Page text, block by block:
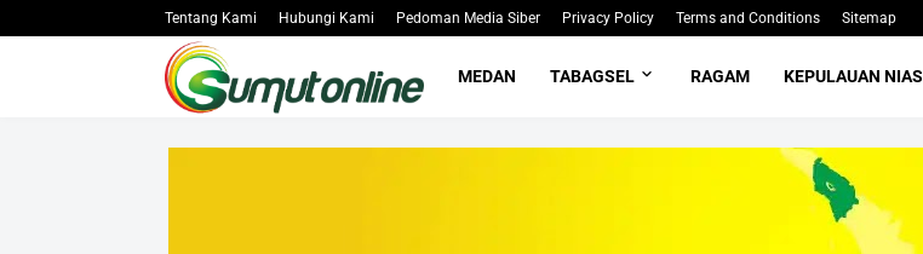
Tentang Kami Hubungi Kami Pedoman Media Siber Privacy Policy Terms and Conditions Sitemap
MEDAN TABAGSEL RAGAM KEPULAUAN NIAS